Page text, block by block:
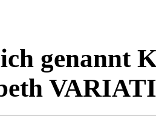
genannt